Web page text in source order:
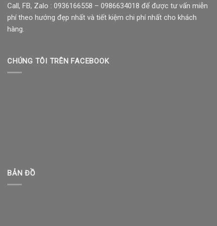
Call, FB, Zalo : 0936166558 – 0986634018 để được tư vấn miễn
phí theo hướng đẹp nhất và tiết kiệm chi phí nhất cho khách
hàng.
CHÚNG TÔI TRÊN FACEBOOK
BẢN ĐỒ